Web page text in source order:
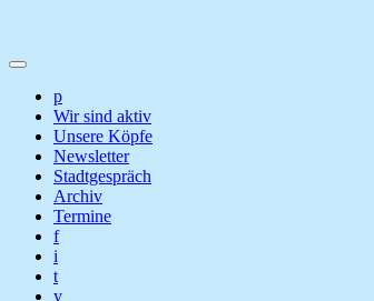
p
Wir sind aktiv
Unsere Köpfe
Newsletter
Stadtgespräch
Archiv
Termine
f
i
t
y